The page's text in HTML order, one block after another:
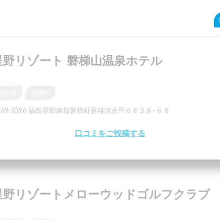
野リゾート 磐梯山温泉ホテル
3396 福島県耶麻郡磐梯町更科清水平６８３８−６８
口コミをご投稿する
野リゾートメローウッドゴルフクラブ